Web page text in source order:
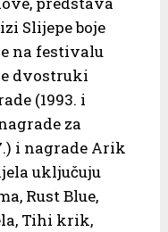
Slijepe boje
na festivalu
dvostruki
(1993. i
za
i nagrade Arik
uključuju
Rust Blue,
Tihi krik,